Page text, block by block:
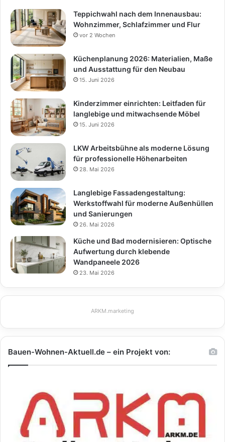
Teppichwahl nach dem Innenausbau:
Wohnzimmer, Schlafzimmer und Flur
vor 2 Wochen
Küchenplanung 2026: Materialien, Maße
und Ausstattung für den Neubau
15. Juni 2026
Kinderzimmer einrichten: Leitfaden für
langlebige und mitwachsende Möbel
15. Juni 2026
LKW Arbeitsbühne als moderne Lösung
für professionelle Höhenarbeiten
28. Mai 2026
Langlebige Fassadengestaltung:
Werkstoffwahl für moderne Außenhüllen
und Sanierungen
26. Mai 2026
Küche und Bad modernisieren: Optische
Aufwertung durch klebende
Wandpaneele 2026
23. Mai 2026
ARKM.marketing
Bauen-Wohnen-Aktuell.de – ein Projekt von: